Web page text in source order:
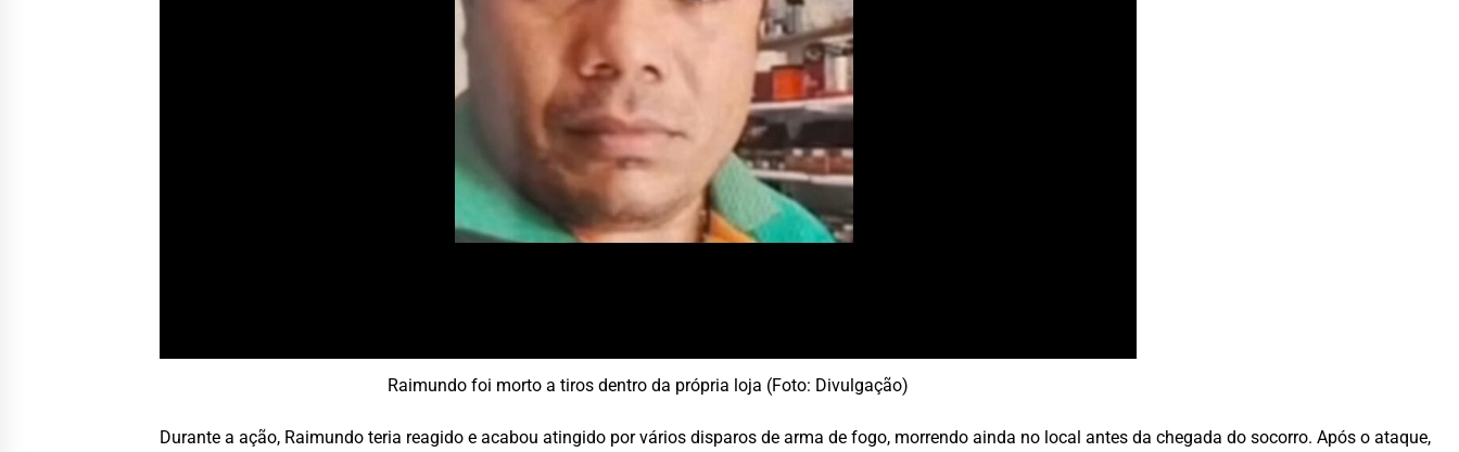
Raimundo foi morto a tiros dentro da própria loja (Foto: Divulgação)
Durante a ação, Raimundo teria reagido e acabou atingido por vários disparos de arma de fogo, morrendo ainda no local antes da chegada do socorro. Após o ataque,